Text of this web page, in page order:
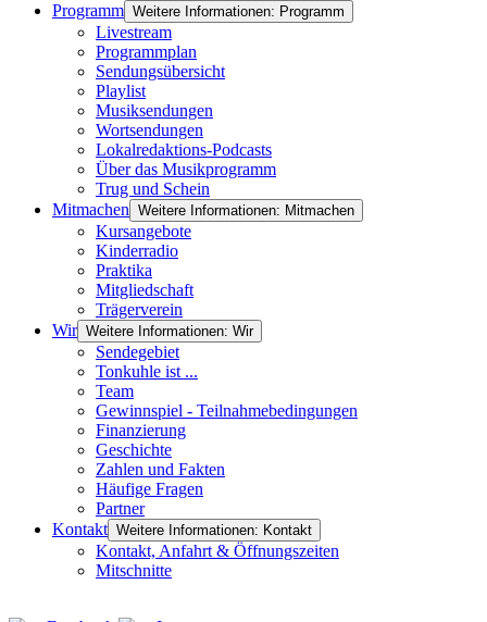
Programm Weitere Informationen: Programm
Livestream
Programmplan
Sendungsübersicht
Playlist
Musiksendungen
Wortsendungen
Lokalredaktions-Podcasts
Über das Musikprogramm
Trug und Schein
Mitmachen Weitere Informationen: Mitmachen
Kursangebote
Kinderradio
Praktika
Mitgliedschaft
Trägerverein
Wir Weitere Informationen: Wir
Sendegebiet
Tonkuhle ist ...
Team
Gewinnspiel - Teilnahmebedingungen
Finanzierung
Geschichte
Zahlen und Fakten
Häufige Fragen
Partner
Kontakt Weitere Informationen: Kontakt
Kontakt, Anfahrt & Öffnungszeiten
Mitschnitte